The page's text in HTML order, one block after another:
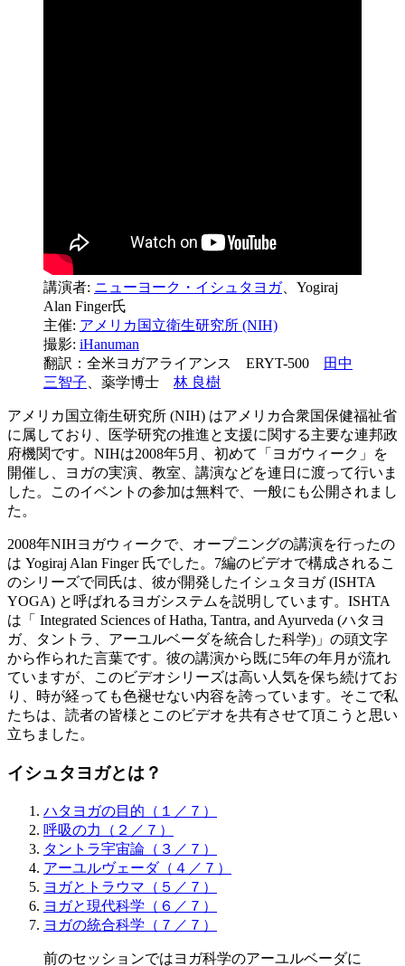
講演者: ニューヨーク・イシュタヨガ、Yogiraj
Alan Finger氏
主催: アメリカ国立衛生研究所 (NIH)
撮影: iHanuman
翻訳：全米ヨガアライアンス ERYT-500
田中
三智子 、薬学博士 林 良樹
アメリカ国立衛生研究所 (NIH) はアメリカ合衆国保健福祉省
に属しており、医学研究の推進と支援に関する主要な連邦政
府機関です。NIHは2008年5月、初めて「ヨガウィーク」を
開催し、ヨガの実演、教室、講演などを連日に渡って行いま
した。このイベントの参加は無料で、一般にも公開されまし
た。
2008年NIHヨガウィークで、オープニングの講演を行ったの
は Yogiraj Alan Finger 氏でした。7編のビデオで構成されるこ
のシリーズで同氏は、彼が開発したイシュタヨガ (ISHTA
YOGA) と呼ばれるヨガシステムを説明しています。ISHTA
は「 Integrated Sciences of Hatha, Tantra, and Ayurveda (ハタヨ
ガ、タントラ、アーユルベーダを統合した科学)」の頭文字
から作られた言葉です。彼の講演から既に5年の年月が流れ
ていますが、このビデオシリーズは高い人気を保ち続けてお
り、時が経っても色褪せない内容を誇っています。そこで私
たちは、読者の皆様とこのビデオを共有させて頂こうと思い
立ちました。
イシュタヨガとは？
ハタヨガの目的（１／７）
呼吸の力（２／７）
タントラ宇宙論（３／７）
アーユルヴェーダ（４／７）
ヨガとトラウマ（５／７）
ヨガと現代科学（６／７）
ヨガの統合科学（７／７）
前のセッションではヨガ科学のアーユルベーダに